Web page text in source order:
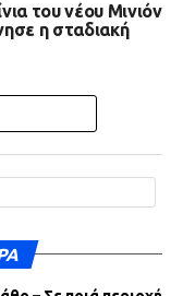
του νέου Μινιόν
η σταδιακή